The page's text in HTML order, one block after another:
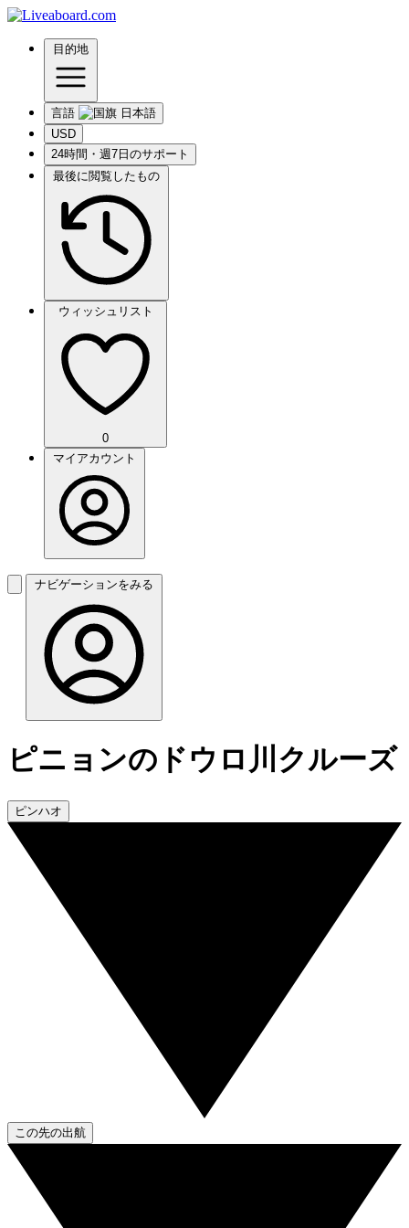
目的地
言語
USD
24時間・週7日のサポート
最後に閲覧したもの
ウィッシュリスト
0
マイアカウント
ナビゲーションをみる
ピニョンのドウロ川クルーズ
ピンハオ
この先の出航